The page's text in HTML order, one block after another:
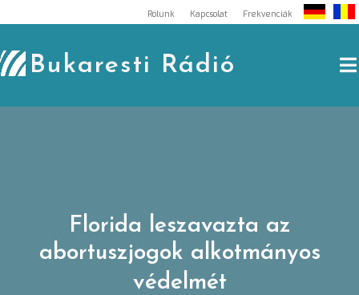
to
content
Rólunk Kapcsolat Frekvenciák
Bukaresti Rádió
Florida leszavazta az
abortuszjogok alkotmányos
védelmét